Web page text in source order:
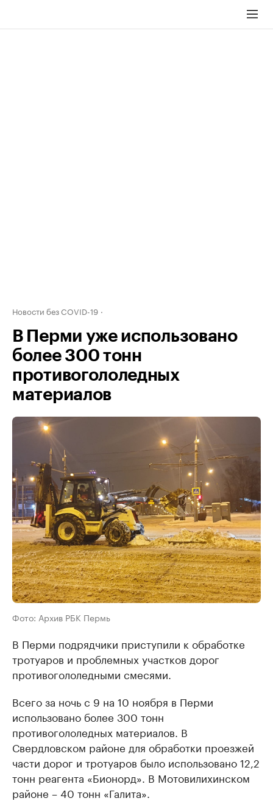
Новости без COVID-19
В Перми уже использовано
более 300 тонн
противогололедных
материалов
Фото: Архив РБК Пермь
В Перми подрядчики приступили к обработке
тротуаров и проблемных участков дорог
противогололедными смесями.
Всего за ночь с 9 на 10 ноября в Перми
использовано более 300 тонн
противогололедных материалов. В
Свердловском районе для обработки проезжей
части дорог и тротуаров было использовано 12,2
тонн реагента «Бионорд». В Мотовилихинском
районе – 40 тонн «Галита».